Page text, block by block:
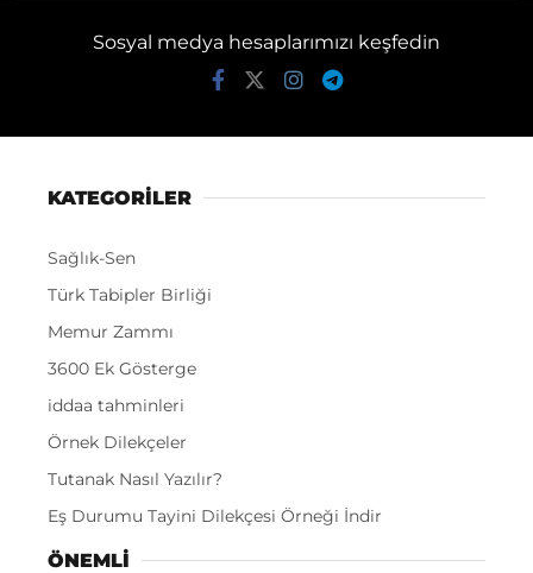
Sosyal medya hesaplarımızı keşfedin
KATEGORİLER
Sağlık-Sen
Türk Tabipler Birliği
Memur Zammı
3600 Ek Gösterge
iddaa tahminleri
Örnek Dilekçeler
Tutanak Nasıl Yazılır?
Eş Durumu Tayini Dilekçesi Örneği İndir
ÖNEMLI